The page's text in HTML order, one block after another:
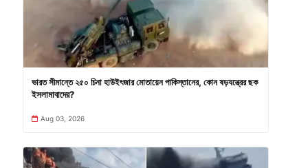
ভারত সীমান্তে ২৫০ চিনা হাউইৎজার মোতায়েন পাকিস্তানের, কোন ষড়যন্ত্রের ছক
ইসলামাবাদের?
Aug 03, 2026